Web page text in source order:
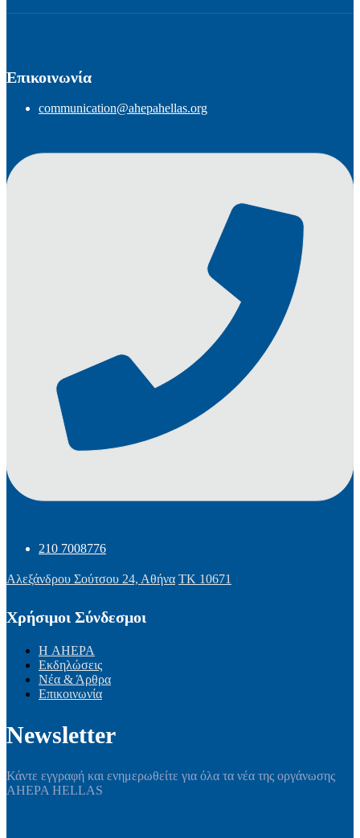
Επικοινωνία
communication@ahepahellas.org
210 7008776
Αλεξάνδρου Σούτσου 24, Αθήνα ΤΚ 10671
Χρήσιμοι Σύνδεσμοι
Η AHEPA
Εκδηλώσεις
Νέα & Άρθρα
Επικοινωνία
Newsletter
Κάντε εγγραφή και ενημερωθείτε για όλα τα νέα της οργάνωσης
AHEPA HELLAS